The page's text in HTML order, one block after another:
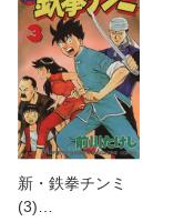
新・鉄拳チンミ
(3)…